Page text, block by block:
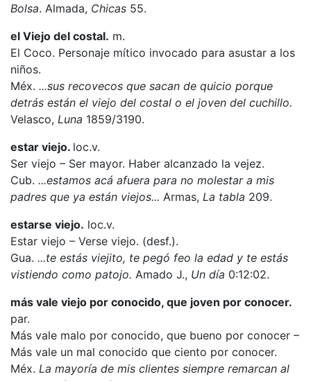
Bolsa. Almada, Chicas 55.
el Viejo del costal. m.
El Coco. Personaje mítico invocado para asustar a los
niños.
Méx. ...sus recovecos que sacan de quicio porque
detrás están el viejo del costal o el joven del cuchillo.
Velasco, Luna 1859/3190.
estar viejo. loc.v.
Ser viejo – Ser mayor. Haber alcanzado la vejez.
Cub. ...estamos acá afuera para no molestar a mis
padres que ya están viejos... Armas, La tabla 209.
estarse viejo. loc.v.
Estar viejo – Verse viejo. (desf.).
Gua. ...te estás viejito, te pegó feo la edad y te estás
vistiendo como patojo. Amado J., Un día 0:12:02.
más vale viejo por conocido, que joven por conocer.
par.
Más vale malo por conocido, que bueno por conocer –
Más vale un mal conocido que ciento por conocer.
Méx. La mayoría de mis clientes siempre remarcan al